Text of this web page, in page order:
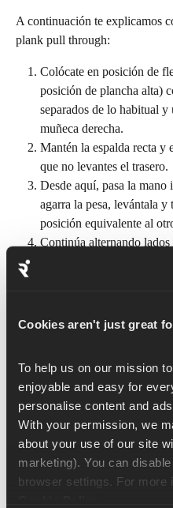
Cookies aren't just great
To help us on our mission
enjoyable and easy for
personalise content and
With your permission, we
about your use of our site
marketing). You can
A continuación te explicamos
plank pull through:
Colócate en posición de
posición de plancha alta)
separados de lo habitual
muñeca derecha.
Mantén la espalda recta y
que no levantes el trasero.
Desde aquí, pasa la
agarra la pesa, levántala
posición equivalente al
Continúa alternando
balanceas mucho, puedes
¿Por qué
tirones?
Si estás aburrido de las
diferente (¡y un reto más
ejercicio perfecto. Activa y